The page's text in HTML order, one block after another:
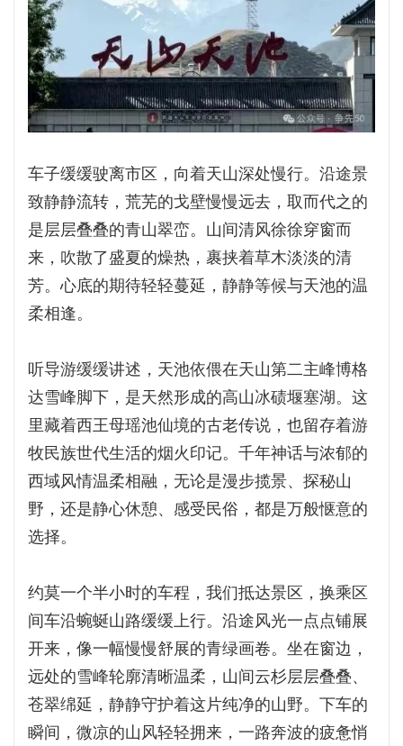
车子缓缓驶离市区，向着天山深处慢行。沿途景
致静静流转，荒芜的戈壁慢慢远去，取而代之的
是层层叠叠的青山翠峦。山间清风徐徐穿窗而
来，吹散了盛夏的燥热，裹挟着草木淡淡的清
芳。心底的期待轻轻蔓延，静静等候与天池的温
柔相逢。
听导游缓缓讲述，天池依偎在天山第二主峰博格
达雪峰脚下，是天然形成的高山冰碛堰塞湖。这
里藏着西王母瑶池仙境的古老传说，也留存着游
牧民族世代生活的烟火印记。千年神话与浓郁的
西域风情温柔相融，无论是漫步揽景、探秘山
野，还是静心休憩、感受民俗，都是万般惬意的
选择。
约莫一个半小时的车程，我们抵达景区，换乘区
间车沿蜿蜒山路缓缓上行。沿途风光一点点铺展
开来，像一幅慢慢舒展的青绿画卷。坐在窗边，
远处的雪峰轮廓清晰温柔，山间云杉层层叠叠、
苍翠绵延，静静守护着这片纯净的山野。下车的
瞬间，微凉的山风轻轻拥来，一路奔波的疲惫悄